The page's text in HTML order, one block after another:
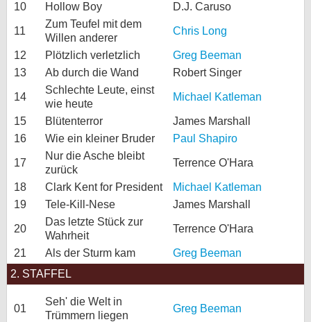
10 Hollow Boy D.J. Caruso
11
Zum Teufel mit dem
Willen anderer
Chris Long
12 Plötzlich verletzlich
Greg Beeman
13
Ab durch die Wand Robert Singer
14
Schlechte Leute, einst
wie heute
Michael Katleman
15 Blütenterror
James Marshall
16
Wie ein kleiner Bruder Paul Shapiro
17
Nur die Asche bleibt
zurück
Terrence O'Hara
18 Clark Kent for President
Michael Katleman
19
Tele-Kill-Nese James Marshall
20
Das letzte Stück zur
Wahrheit
Terrence O'Hara
21 Als der Sturm kam
Greg Beeman
2. STAFFEL
01
Seh' die Welt in
Trümmern liegen
Greg Beeman
Cookie-Einstellungen
Desktop-Ansicht
myFanbase